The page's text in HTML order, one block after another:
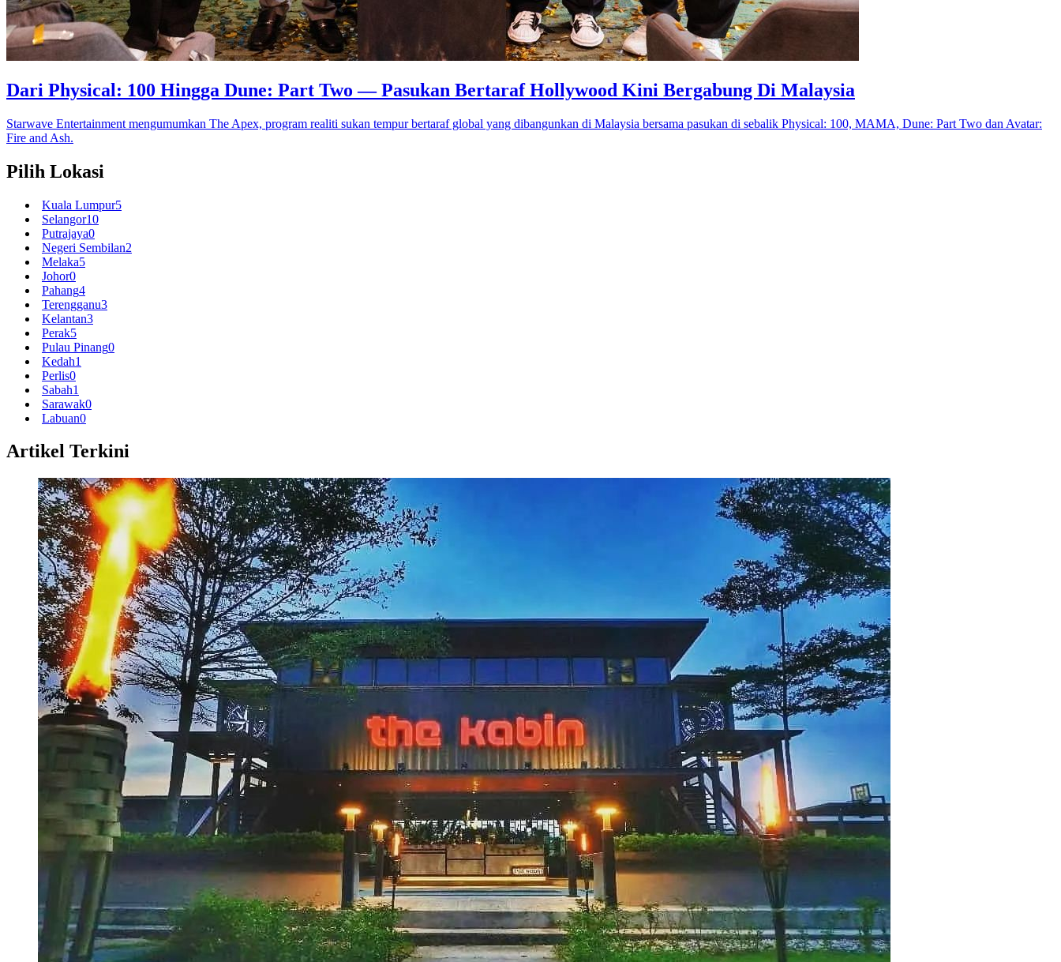
Dari Physical: 100 Hingga Dune: Part Two — Pasukan Bertaraf Hollywood Kini Bergabung Di Malaysia
Starwave Entertainment mengumumkan The Apex, program realiti sukan tempur bertaraf global yang dibangunkan di Malaysia bersama pasukan di sebalik Physical: 100, MAMA, Dune: Part Two dan Avatar:
Fire and Ash.
Pilih Lokasi
Kuala Lumpur5
Selangor10
Putrajaya0
Negeri Sembilan2
Melaka5
Johor0
Pahang4
Terengganu3
Kelantan3
Perak5
Pulau Pinang0
Kedah1
Perlis0
Sabah1
Sarawak0
Labuan0
Artikel Terkini